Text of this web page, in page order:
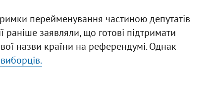
перейменування частиною депутатів
раніше заявляли, що готові підтримати
назви країни на референдумі. Однак